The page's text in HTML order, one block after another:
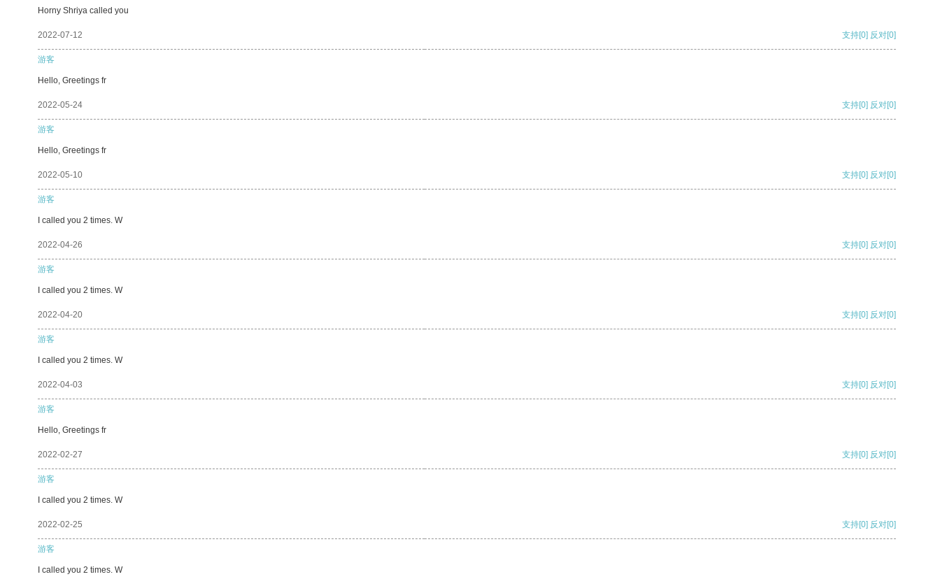
Horny Shriya called you
2022-07-12 支持[0] 反对[0]
游客
Hello, Greetings fr
2022-05-24 支持[0] 反对[0]
游客
Hello, Greetings fr
2022-05-10 支持[0] 反对[0]
游客
I called you 2 times. W
2022-04-26 支持[0] 反对[0]
游客
I called you 2 times. W
2022-04-20 支持[0] 反对[0]
游客
I called you 2 times. W
2022-04-03 支持[0] 反对[0]
游客
Hello, Greetings fr
2022-02-27 支持[0] 反对[0]
游客
I called you 2 times. W
2022-02-25 支持[0] 反对[0]
游客
I called you 2 times. W